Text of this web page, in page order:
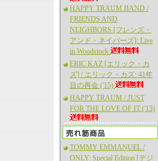
HAPPY TRAUM BAND /
FRIENDS AND
NEIGHBORS [フレンズ・
アンド・ネイバーズ]: Live
in Woodstock
ERIC KAZ [エリック・カ
ズ] / エリック・カズ: 41年
目の再会 ('15)
HAPPY TRAUM / JUST
FOR THE LOVE OF IT ('15)
TOMMY EMMANUEL /
ONLY: Special Edition [デジ